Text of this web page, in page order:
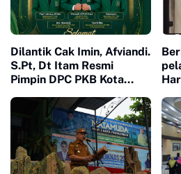
Dilantik Cak Imin, Afviandi.
S.Pt, Dt Itam Resmi
Pimpin DPC PKB Kota
2026-2031